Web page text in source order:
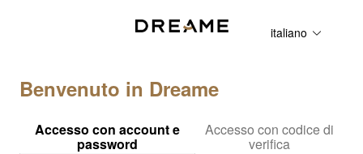
italiano
Benvenuto in Dreame
Accesso con account e
password
Accesso con codice di
verifica